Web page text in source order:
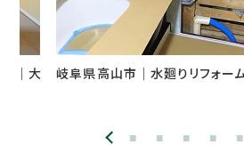
｜大 岐阜県高山市｜水廻りリフォー